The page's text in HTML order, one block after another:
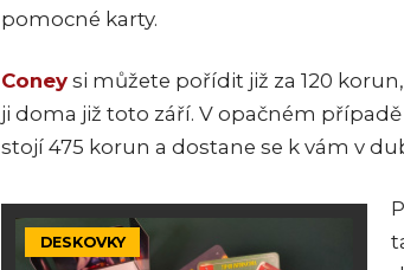
pomocné karty.
Coney si můžete pořídit již za 120
ji doma již toto září. V opačném
stojí 475 korun a dostane se k vám v
DESKOVKY